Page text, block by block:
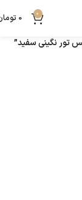
0
0
تور نگینی سفید”